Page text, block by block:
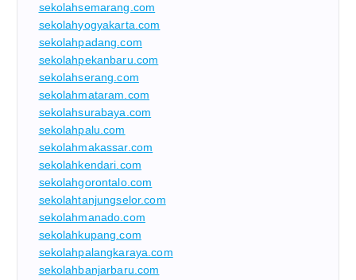
sekolahsemarang.com
sekolahyogyakarta.com
sekolahpadang.com
sekolahpekanbaru.com
sekolahserang.com
sekolahmataram.com
sekolahsurabaya.com
sekolahpalu.com
sekolahmakassar.com
sekolahkendari.com
sekolahgorontalo.com
sekolahtanjungselor.com
sekolahmanado.com
sekolahkupang.com
sekolahpalangkaraya.com
sekolahbanjarbaru.com